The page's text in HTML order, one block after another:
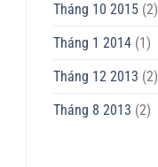
Tháng 10 2015(2)
Tháng 1 2014(1)
Tháng 12 2013 (2)
Tháng 8 2013 (2)